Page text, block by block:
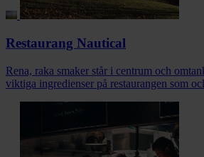
Restaurang Nautical
Rena, raka smaker står i centrum och
viktiga ingredienser på restaurangen som